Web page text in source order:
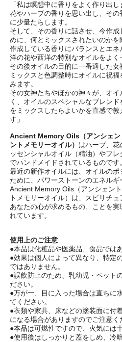
「私は瞑想中に香りをよく作り出し
花やハーブの香りを思い出し、そ
に少量たらします。
そして、その香りに話させ、今作
めに、何とミックスされたいのかを
作成している香りにバランスとエ
洋の花や西洋の特別なオイルをよく
その後オイルの目的に一番適した
ミックスと色調整時にオイルに祝
みます。
その女神たちやほかの神々が、オ
く、オイルのスペシャルなブレン
をミックスしたらよいかを直感で
す」
Ancient Memory Oils（アンシェン
ントメモリーオイル） はハーブ、花
ッセンシャルオイル（精油）やフ
でハンドメイドされているものです。
最近の新作オイルには、オイルの
ために、パワーストーンのエネルギ
Ancient Memory Oils（アンシェン
トメモリーオイル）は、スピリチュ
あなたの心が求めるもの、ことを
れています。
使用上のご注意
●本品は化粧品や医薬品、食品では
●効果は個人によって異なり、特定
ではありません。
●誤飲防止のため、乳幼児・ペット
ださい。
●万が一、目に入った場合は直ちに
てください。
●衣類や家具、床などの塗装面に付
になる場合がありますのでご注意く
●本品は可燃性ですので、火気には
●使用後はしっかりと蓋をしめ、冷